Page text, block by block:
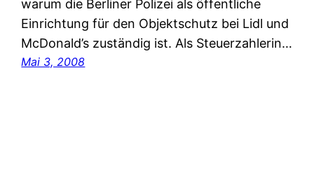
warum die Berliner Polizei als öffentliche
Einrichtung für den Objektschutz bei Lidl und
McDonald’s zuständig ist. Als Steuerzahlerin…
Mai 3, 2008